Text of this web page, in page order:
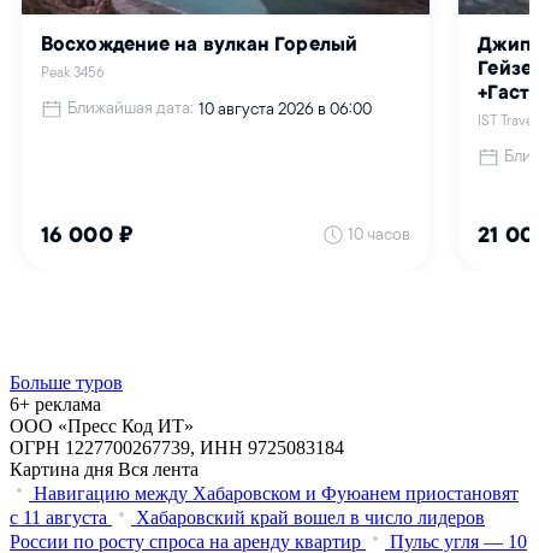
Больше туров
6+ реклама
ООО «Пресс Код ИТ»
ОГРН 1227700267739, ИНН 9725083184
Картина дня Вся лента
Навигацию между Хабаровском и Фуюанем приостановят
с 11 августа
Хабаровский край вошел в число лидеров
России по росту спроса на аренду квартир
Пульс угля — 10